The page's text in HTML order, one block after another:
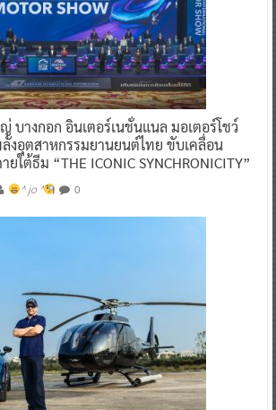
บางกอก อินเตอร์เนชั่นแนล มอเตอร์โชว์
งอุตสาหกรรมยานยนต์ไทย ขับเคลื่อน
ใต้ธีม “THE ICONIC SYNCHRONICITY”
^ jo ^ 0